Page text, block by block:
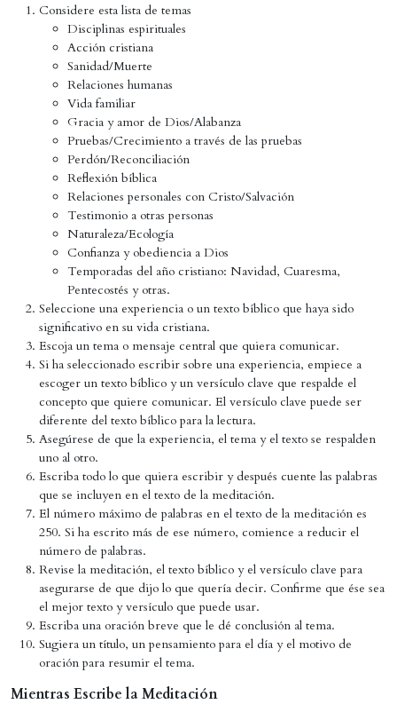
Considere esta lista de temas
Disciplinas espirituales
Acción cristiana
Sanidad/Muerte
Relaciones humanas
Vida familiar
Gracia y amor de Dios/Alabanza
Pruebas/Crecimiento a través de las pruebas
Perdón/Reconciliación
Reflexión bíblica
Relaciones personales con Cristo/Salvación
Testimonio a otras personas
Naturaleza/Ecología
Confianza y obediencia a Dios
Temporadas del año cristiano: Navidad, Cuaresma,
Pentecostés y otras.
Seleccione una experiencia o un texto bíblico que haya sido
significativo en su vida cristiana.
Escoja un tema o mensaje central que quiera comunicar.
Si ha seleccionado escribir sobre una experiencia, empiece a
escoger un texto bíblico y un versículo clave que respalde el
concepto que quiere comunicar. El versículo clave puede ser
diferente del texto bíblico para la lectura.
Asegúrese de que la experiencia, el tema y el texto se respalden
uno al otro.
Escriba todo lo que quiera escribir y después cuente las palabras
que se incluyen en el texto de la meditación.
El número máximo de palabras en el texto de la meditación es
250. Si ha escrito más de ese número, comience a reducir el
número de palabras.
Revise la meditación, el texto bíblico y el versículo clave para
asegurarse de que dijo lo que quería decir. Confirme que ése sea
el mejor texto y versículo que puede usar.
Escriba una oración breve que le dé conclusión al tema.
Sugiera un título, un pensamiento para el día y el motivo de
oración para resumir el tema.
Mientras Escribe la Meditación